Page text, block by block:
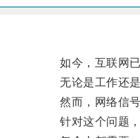
如今，互联网已
无论是工作还是
然而，网络信号
针对这个问题，